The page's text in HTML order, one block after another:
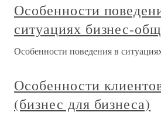
Особенности
ситуациях бизнес-
Особенности поведения в
Особенности
(бизнес для бизнеса)